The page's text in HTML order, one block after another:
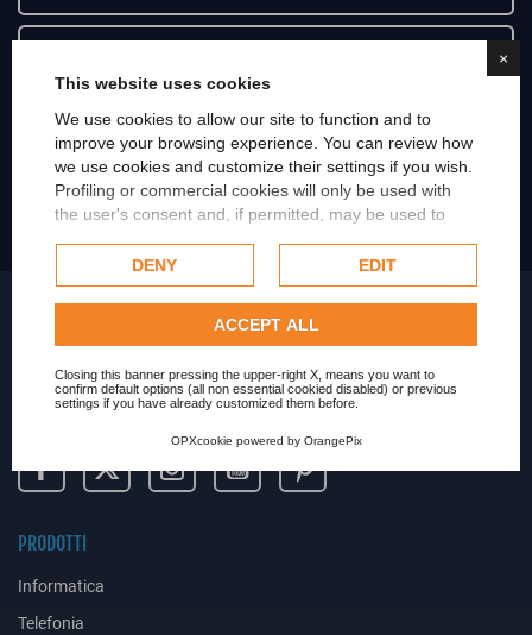
×
This website uses cookies
We use cookies to allow our site to function and to
improve your browsing experience. You can review how
we use cookies and customize their settings if you wish.
Profiling or commercial cookies will only be used with
the user's consent and, if permitted, may be used to
Google uses collected data, please refer toGoogle's
Privacy Policy.
Check our extended cookie policy.
DENY EDIT
ACCEPT ALL
Closing this banner pressing the upper-right X, means you want to
confirm default options (all non essential cookied disabled) or previous
settings if you have already customized them before.
OPXcookie powered by OrangePix
CONDIVIDI SU LINKEDIN
CONDIVIDI SU WHATSAPP
PRODOTTI
Informatica
Telefonia